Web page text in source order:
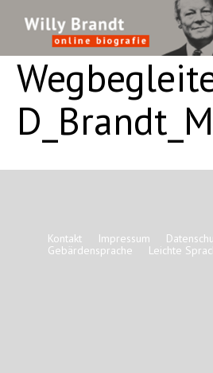
Kontakt Impressum
Gebärdensprache
Leichte